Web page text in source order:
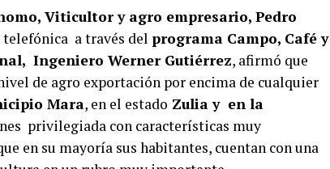
Viticultor y agro empresario, Pedro
a través del programa Campo, Café y
Ingeniero Werner Gutiérrez, afirmó que
de agro exportación por encima de cualquier
Mara, en el estado Zulia y en la
privilegiada con características muy
en su mayoría sus habitantes, cuentan con una